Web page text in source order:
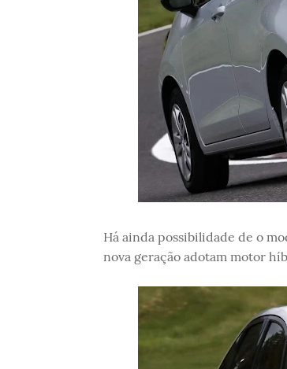
Há ainda possibilidade de o
nova geração adotam motor